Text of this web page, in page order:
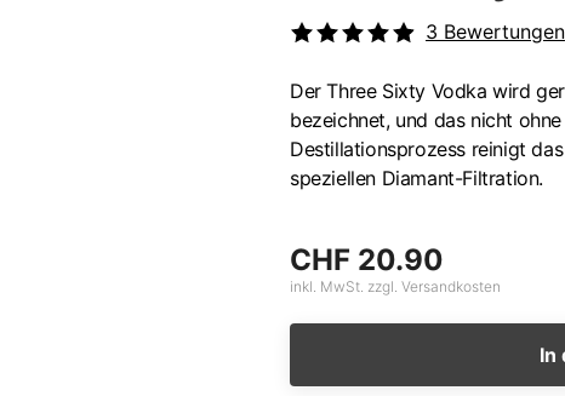
3 Bewertungen
Der Three Sixty Vodka wird
bezeichnet, und das nicht
Destillationsprozess reinigt
speziellen Diamant-Filtration.
CHF 20.90
inkl. MwSt. zzgl. Versandkosten
In